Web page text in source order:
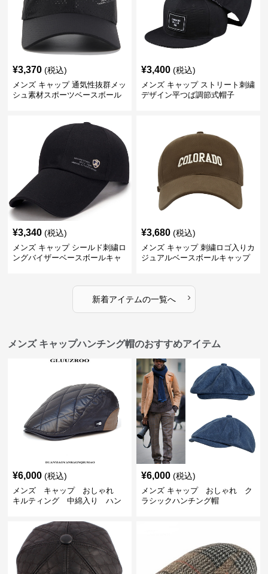
¥3,370 (税込)
メンズ キャップ 通気性抜群メッ
シュ素材スポーツベースボール
¥3,400 (税込)
メンズ キャップ ストリート刺繍
デザイン平つば調節式帽子
¥3,340 (税込)
メンズ キャップ シールド刺繍ロ
ングバイザーベースボールキャ
¥3,680 (税込)
メンズ キャップ 刺繍ロゴ入りカ
ジュアルベースボールキャップ
新着アイテムの一覧へ ›
メンズ キャップハンチング帽のおすすめアイテム
¥6,000 (税込)
メンズ キャップ おしゃれ
キルティング 中綿入り ハン
¥6,000 (税込)
メンズ キャップ おしゃれ ク
ラシックハンチング帽